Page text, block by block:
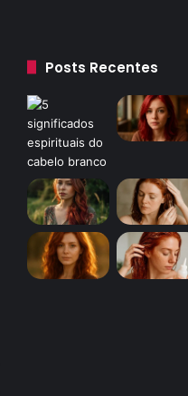
Posts Recentes